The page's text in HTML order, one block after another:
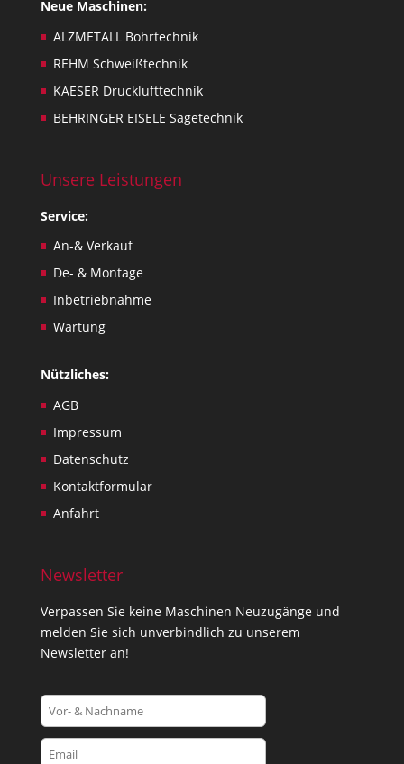
s
s
e
s
,
l
.
Neue Maschinen:
ALZMETALL Bohrtechnik
REHM Schweißtechnik
KAESER Drucklufttechnik
BEHRINGER EISELE Sägetechnik
Unsere Leistungen
Service:
An-& Verkauf
De- & Montage
Inbetriebnahme
Wartung
Nützliches:
AGB
Impressum
Datenschutz
Kontaktformular
Anfahrt
Newsletter
Verpassen Sie keine Maschinen Neuzugänge und
melden Sie sich unverbindlich zu unserem
Newsletter an!